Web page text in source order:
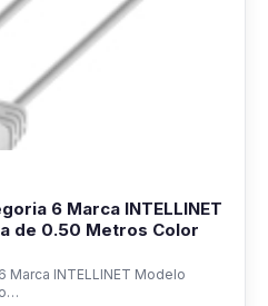
6 Marca INTELLINET
de 0.50 Metros Color
Marca INTELLINET Modelo